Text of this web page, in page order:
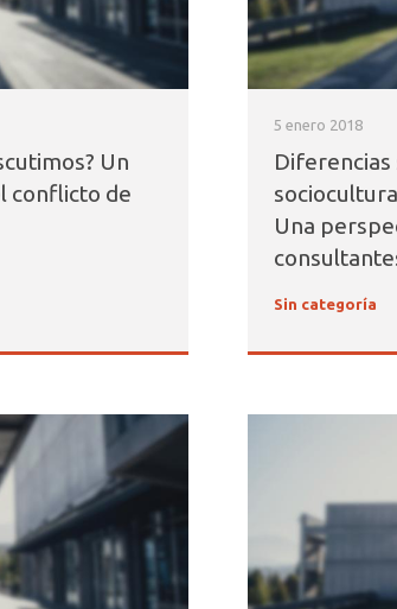
Un
conflicto de
5 enero 2018
Diferencias
Una
Sin categoría